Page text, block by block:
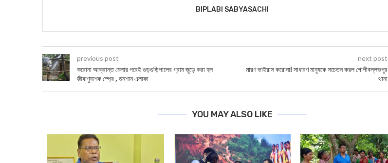
BIPLABI SABYASACHI
previous post
করোনা আক্রান্ত মেলার পরেই গুড়গুড়িপালের গ্রাম জুড়ে করা হল
জীবাণুনাশক স্প্রে , শুনশান এলাকা
next post
মারণ ভাইরাস করোনা! সাধারণ মানুষকে সচেতন করল গোপীবল্লভপুর
থানা
YOU MAY ALSO LIKE